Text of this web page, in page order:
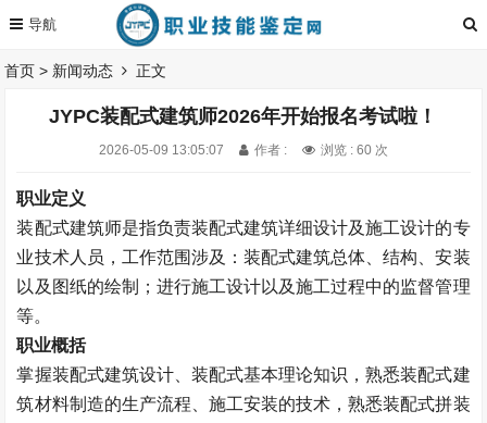
首页 > 新闻动态 正文
JYPC装配式建筑师2026年开始报名考试啦！
2026-05-09 13:05:07 作者 : 浏览 : 60 次
职业定义
装配式建筑师是指负责装配式建筑详细设计及施工设计的专
业技术人员，工作范围涉及：装配式建筑总体、结构、安装
以及图纸的绘制；进行施工设计以及施工过程中的监督管理
等。
职业概括
掌握装配式建筑设计、装配式基本理论知识，熟悉装配式建
筑材料制造的生产流程、施工安装的技术，熟悉装配式拼装